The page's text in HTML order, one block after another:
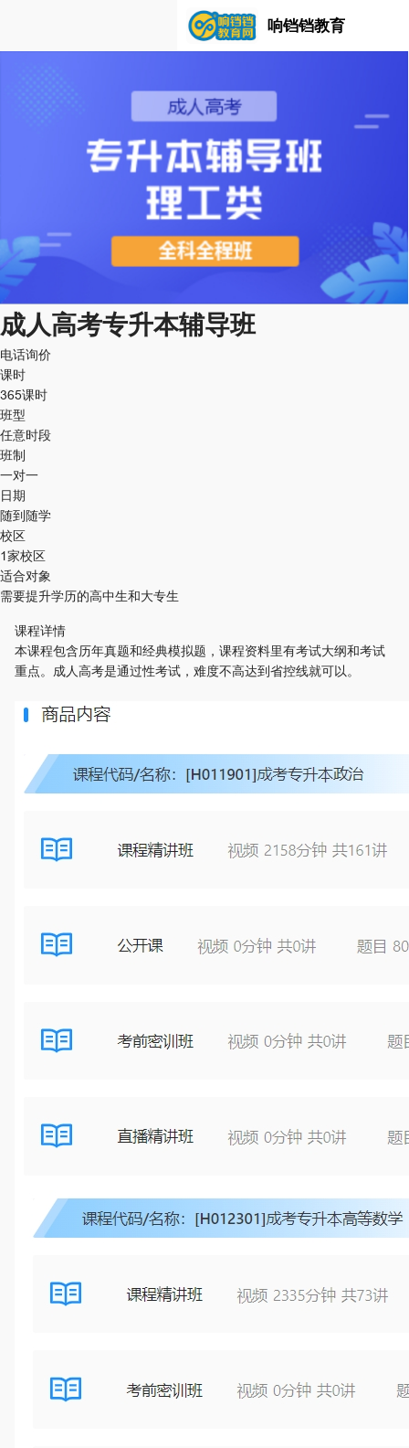
响铛铛教育
成人高考专升本辅导班
电话询价
课时
365课时
班型
任意时段
班制
一对一
日期
随到随学
校区
1家校区
适合对象
需要提升学历的高中生和大专生
课程详情
本课程包含历年真题和经典模拟题，课程资料里有考试大纲和考试
重点。成人高考是通过性考试，难度不高达到省控线就可以。